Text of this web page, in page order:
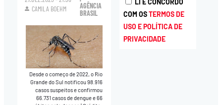
CAMILA BOEHM
AGÊNCIA
BRASIL
Desde o começo de 2022, o Rio
Grande do Sul notificou 98.916
casos suspeitos e confirmou
66.731 casos de dengue e 66
LI E CONCORDO
COM OSTERMOS DE
USO E POLÍTICA DE
PRIVACIDADE